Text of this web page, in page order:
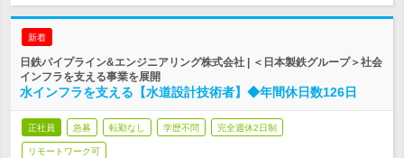
新着
日鉄パイプライン&エンジニアリング株式会社 | ＜日本製鉄グループ＞社会
インフラを支える事業を展開
水インフラを支える【水道設計技術者】◆年間休日数126日
正社員 急募 転勤なし 学歴不問 完全週休2日制
リモートワーク可